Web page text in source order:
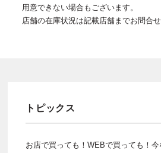
用意できない場合もございます。
店舗の在庫状況は記載店舗までお問合せ
トピックス
お店で買っても！WEBで買っても！今